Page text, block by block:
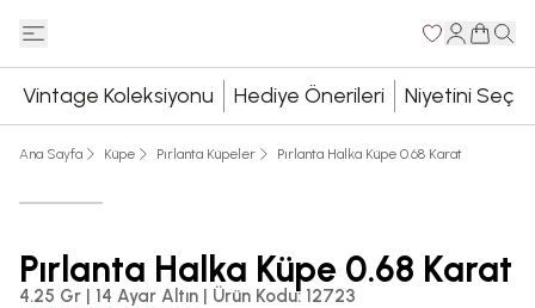
Vintage Koleksiyonu Hediye Önerileri Niyetini Seç
Ana Sayfa Küpe Pırlanta Küpeler Pırlanta Halka Küpe 0.68 Karat
Pırlanta Halka Küpe 0.68 Karat
4.25 Gr | 14 Ayar Altın | Ürün Kodu: 12723